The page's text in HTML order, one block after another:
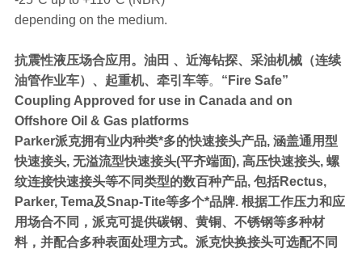
depending on the medium.
抗震性液压场合应用。油田 、近海钻探、采油机械（连续
油管作业车）、起重机、牵引车等。 “Fire Safe”
Coupling Approved for use in Canada and on
Offshore Oil & Gas platforms
Parker派克拥有业内种类*多的快速接头产品, 涵盖通用型
快速接头, 无溢流型快速接头(平齐端面), 高压快速接头, 螺
纹连接快速接头等不同类型的数百种产品, 包括Rectus,
Parker, Tema及Snap-Tite等多个*品牌. 根据工作压力和应
用场合不同，派克可提供碳钢、黄铜、不锈钢等多种材
料，并配合多种表面处理方式。派克快换接头可选配不同